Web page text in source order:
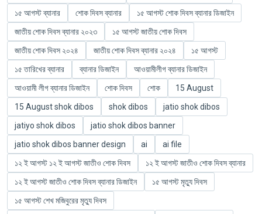
১৫ আগস্ট ব্যানার
শোক দিবস ব্যানার
১৫ আগস্ট শোক দিবস ব্যানার ডিজাইন
জাতীয় শোক দিবস ব্যানার ২০২৩
১৫ আগস্ট জাতীয় শোক দিবস
জাতীয় শোক দিবস ২০২৪
জাতীয় শোক দিবস ব্যানার ২০২৪
১৫ আগস্ট
১৫ তারিখের ব্যানার
ব্যানার ডিজাইন
আওয়ামীলীগ ব্যানার ডিজাইন
আওয়ামী লীগ ব্যানার ডিজাইন
শোক দিবস শোক
15 August
15 August shok dibos
shok dibos
jatio shok dibos
jatiyo shok dibos
jatio shok dibos banner
jatio shok dibos banner design
ai
ai file
১২ ই আগস্ট ১২ ই আগস্ট জাতীও শোক দিবস
১২ ই আগস্ট জাতীও শোক দিবস ব্যানার
১২ ই আগস্ট জাতীও শোক দিবস ব্যানার ডিজাইন
১৫ আগস্ট মৃত্যু দিবস
১৫ আগস্ট শেখ মজিবুরের মৃত্যু দিবস